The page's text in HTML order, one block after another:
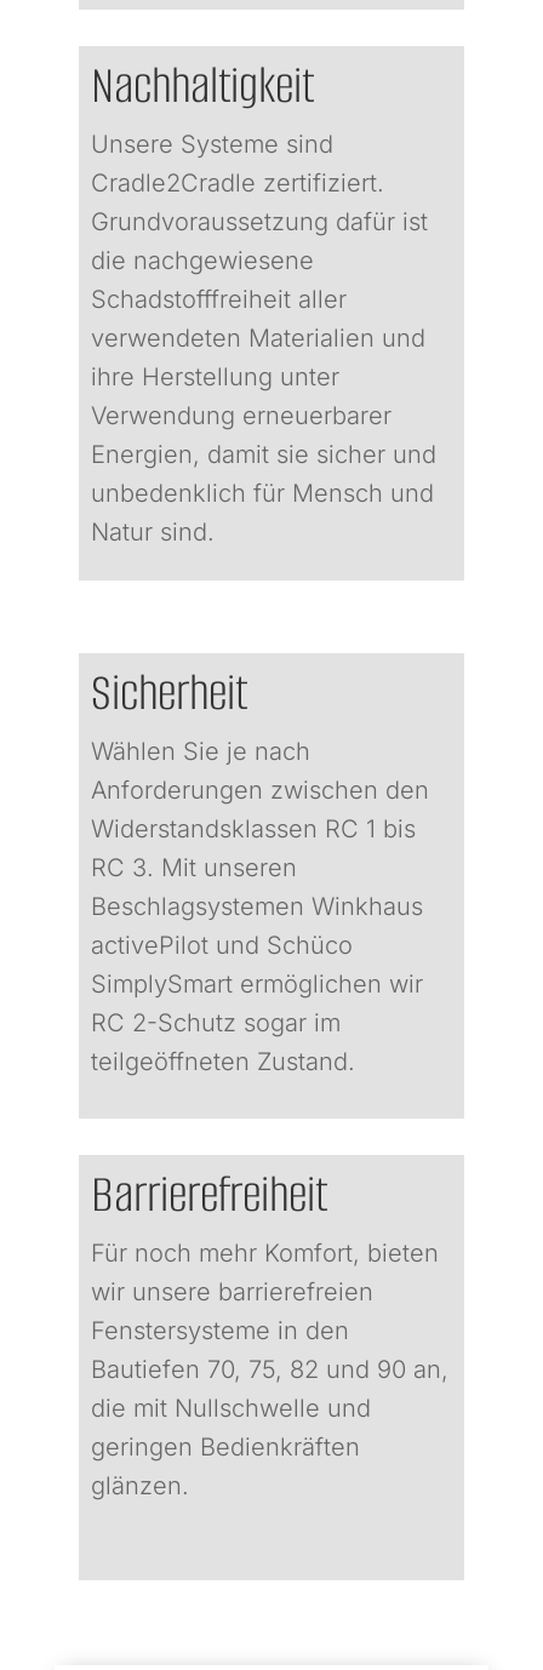
Nachhaltigkeit
Unsere Systeme sind
Cradle2Cradle zertifiziert.
Grundvoraussetzung dafür ist
die nachgewiesene
Schadstofffreiheit aller
verwendeten Materialien und
ihre Herstellung unter
Verwendung erneuerbarer
Energien, damit sie sicher und
unbedenklich für Mensch und
Natur sind.
Sicherheit
Wählen Sie je nach
Anforderungen zwischen den
Widerstandsklassen RC 1 bis
RC 3. Mit unseren
Beschlagsystemen Winkhaus
activePilot und Schüco
SimplySmart ermöglichen wir
RC 2-Schutz sogar im
teilgeöffneten Zustand.
Barrierefreiheit
Für noch mehr Komfort, bieten
wir unsere barrierefreien
Fenstersysteme in den
Bautiefen 70, 75, 82 und 90 an,
die mit Nullschwelle und
geringen Bedienkräften
glänzen.